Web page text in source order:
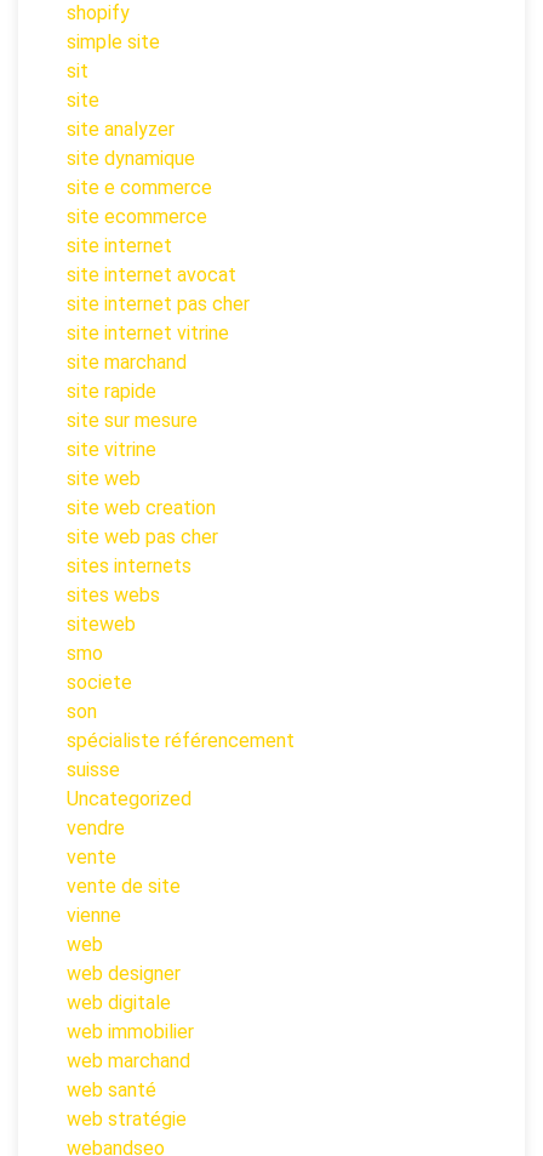
shopify
simple site
sit
site
site analyzer
site dynamique
site e commerce
site ecommerce
site internet
site internet avocat
site internet pas cher
site internet vitrine
site marchand
site rapide
site sur mesure
site vitrine
site web
site web creation
site web pas cher
sites internets
sites webs
siteweb
smo
societe
son
spécialiste référencement
suisse
Uncategorized
vendre
vente
vente de site
vienne
web
web designer
web digitale
web immobilier
web marchand
web santé
web stratégie
webandseo